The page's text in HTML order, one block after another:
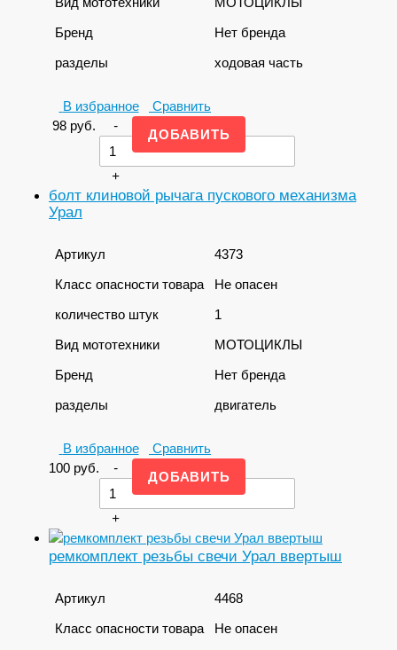
Бренд
Нет бренда
разделы
ходовая часть
В избранное
Сравнить
98 руб. -
+
болт клиновой рычага пускового механизма
Урал
Артикул
4373
Класс опасности товара
Не опасен
количество штук
1
Вид мототехники
МОТОЦИКЛЫ
Бренд
Нет бренда
разделы
двигатель
В избранное
Сравнить
100 руб. -
+
ремкомплект резьбы свечи Урал ввертыш
Артикул
4468
Класс опасности товара
Не опасен